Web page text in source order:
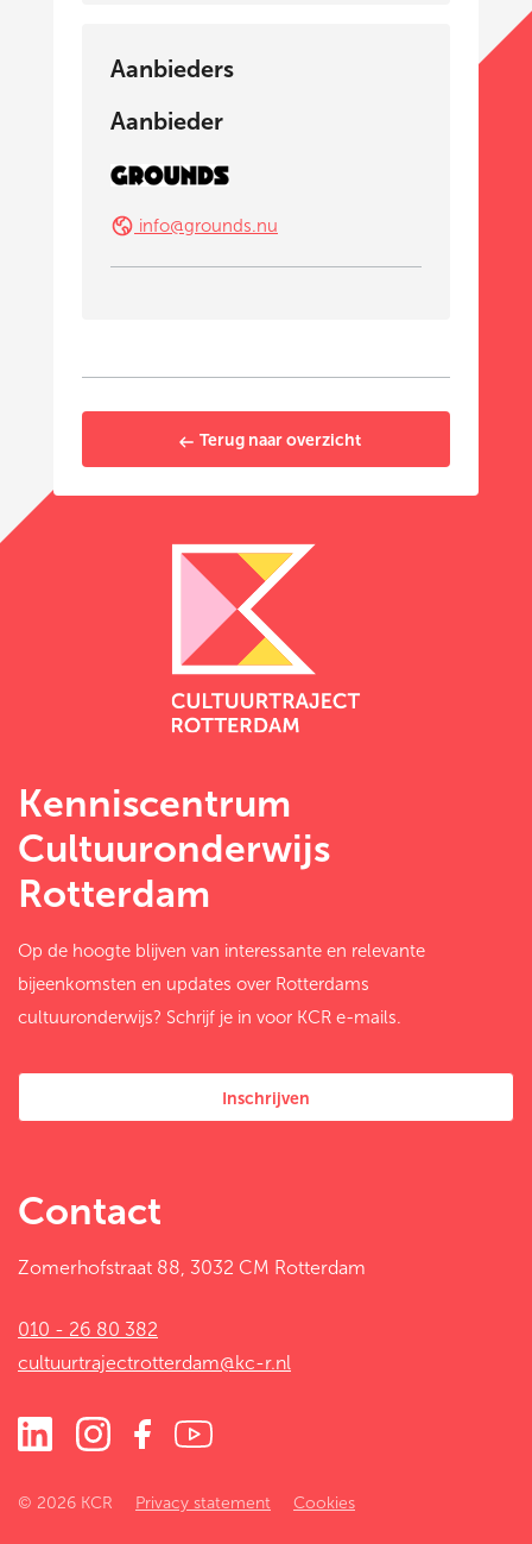
Aanbieders
Aanbieder
info@grounds.nu
Terug naar overzicht
Kenniscentrum
Cultuuronderwijs
Rotterdam
Op de hoogte blijven van interessante en relevante
bijeenkomsten en updates over Rotterdams
cultuuronderwijs? Schrijf je in voor KCR e-mails.
Inschrijven
Contact
Zomerhofstraat 88, 3032 CM Rotterdam
010 - 26 80 382
cultuurtrajectrotterdam@kc-r.nl
© 2026 KCR Privacy statement Cookies